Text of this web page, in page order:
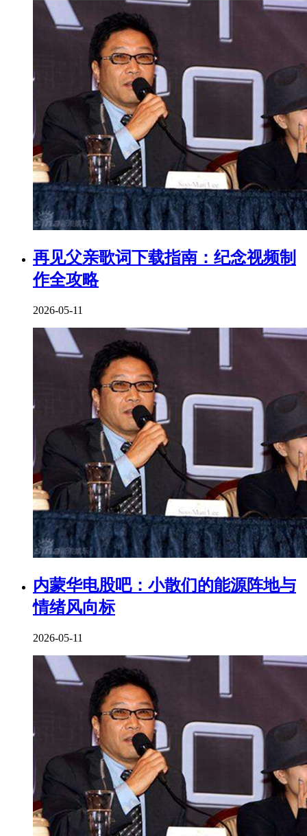
再见父亲歌词下载指南：纪念视频制
作全攻略
2026-05-11
内蒙华电股吧：小散们的能源阵地与
情绪风向标
2026-05-11